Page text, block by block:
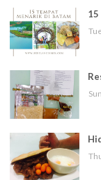
15